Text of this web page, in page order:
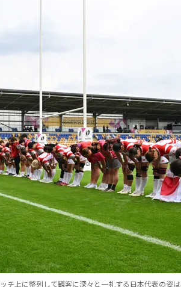
チ上に整列して観客に深々と一礼する日本代表の姿